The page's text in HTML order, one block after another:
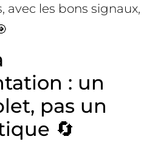
avec les bons signaux,
: un
pas un
🔄